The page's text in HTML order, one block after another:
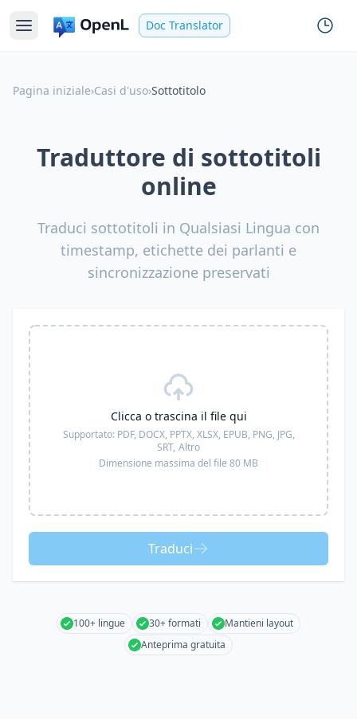
Doc Translator
Pagina iniziale›Casi d'uso›Sottotitolo
Traduttore di sottotitoli
online
Traduci sottotitoli in Qualsiasi Lingua con
timestamp, etichette dei parlanti e
sincronizzazione preservati
Clicca o trascina il file qui
Supportato: PDF, DOCX, PPTX, XLSX, EPUB, PNG, JPG,
SRT, Altro
Dimensione massima del file 80 MB
Traduci
100+ lingue 30+ formati
Mantieni layout
Anteprima gratuita